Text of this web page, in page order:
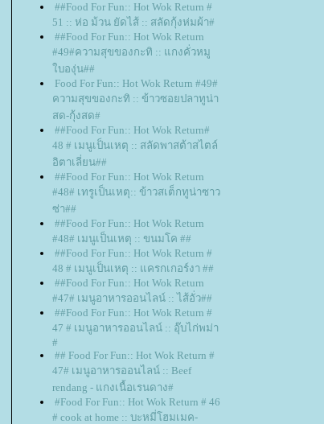
##Food For Fun:: Hot Wok Return #
51 :: ห่อ ม้วน ยัดไส้ :: สลัดกุ้งห่มผ้า#
##Food For Fun:: Hot Wok Return
#49#ความสุขของกะทิ :: แกงคั่วหมู
บองุ่น##
Food For Fun:: Hot Wok Return #49#
ความสุขของกะทิ :: ข้าวซอยปลาทูน่า
สด-กุ้งสด#
##Food For Fun:: Hot Wok Return#
48 # เมนูเป็นเหตุ :: สลัดพาสต้าสไตล์
อิตาเลี่ยน##
##Food For Fun:: Hot Wok Return
#48# เทรูเป็นเหตุ:: ข้าวสเต็กทูน่าซาว
ซ่า##
##Food For Fun:: Hot Wok Return
#48# เมนูเป็นเหตุ :: ขนมโค ##
##Food For Fun:: Hot Wok Return #
48 # เมนูเป็นเหตุ :: แครกเกอร์งา ##
##Food For Fun:: Hot Wok Return
#47# เมนูอาหารออนไลน์ :: ไส้อั่ว##
##Food For Fun:: Hot Wok Return #
47 # เมนูอาหารออนไลน์ :: อุ๊บไก่พม่า
#
## Food For Fun:: Hot Wok Return #
47# เมนูอาหารออนไลน์ :: Beef
rendang - แกงเนื้อเรนดาง#
#Food For Fun:: Hot Wok Return # 46
# cook at home :: บะหมี่โฮมเมค-